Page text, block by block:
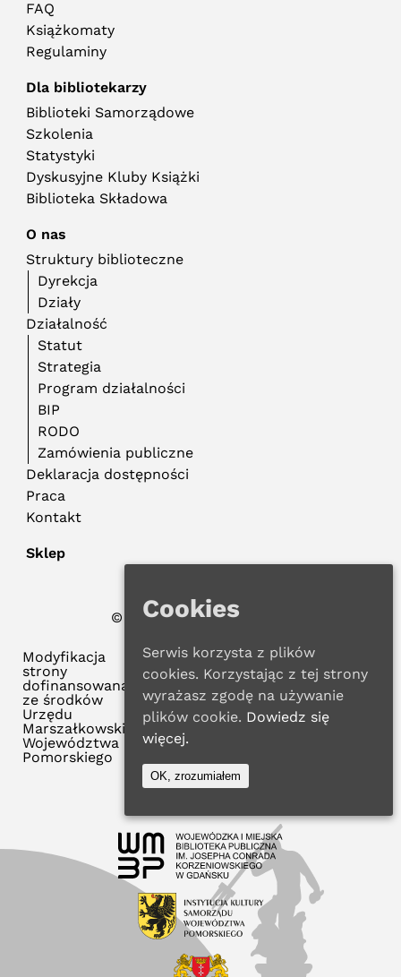
FAQ
Książkomaty
Regulaminy
Dla bibliotekarzy
Biblioteki Samorządowe
Szkolenia
Statystyki
Dyskusyjne Kluby Książki
Biblioteka Składowa
O nas
Struktury biblioteczne
Dyrekcja
Działy
Działalność
Statut
Strategia
Program działalności
BIP
RODO
Zamówienia publiczne
Deklaracja dostępności
Praca
Kontakt
Sklep
© 2022 WMBP w Gdańsku
Modyfikacja
strony
dofinansowana
ze środków
Urzędu
Marszałkowskiego
Województwa
Pomorskiego
Cookies
Serwis korzysta z plików
cookies. Korzystając z tej strony
wyrażasz zgodę na używanie
plików cookie. Dowiedz się
więcej.
OK, zrozumiałem